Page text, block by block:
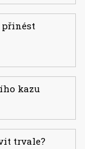
přinést
kazu
trvale?